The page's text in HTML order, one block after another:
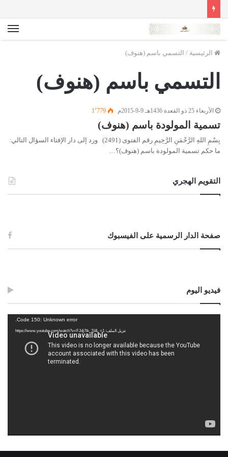
الرئيسية / التسمي باسم (هنوف)
التسمي باسم (هنوف)
الأربعاء 25 ذو القعدة 1436هـ 9-9-2015م 1٬779
تسمية المولودة باسم (هنوف)
بِسْمِ اللهِ الرَّحْمَنِ الرَّحِيمِ رقم الفتوى (2491) ورد إلى دار الإفتاء السؤال التالي:
ما حكم تسمية المولودة باسم (هنوف)؟…
التقويم الهجري
صفحة الدار الرسمية على الفيسبوك
فيديو اليوم
Code 150: Unknown error.
تنزيل الملف: https://www.youtube.com/watch?v=FJdj7tk_7jI&_=1